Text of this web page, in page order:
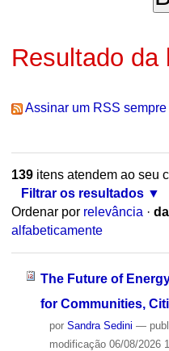
Resultado da
Assinar um RSS
139itens atendem ao seu
Filtrar os resultados
Ordenar por relevância ·
alfabeticamente
The Future of
for Communities,
por Sandra Sedini —
modificação06/08/2026